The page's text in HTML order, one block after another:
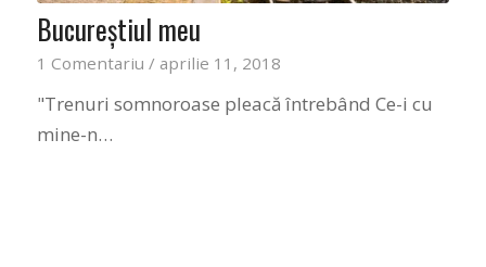
Bucureștiul meu
1 Comentariu / aprilie 11, 2018
"Trenuri somnoroase pleacă întrebând Ce-i cu
mine-n…